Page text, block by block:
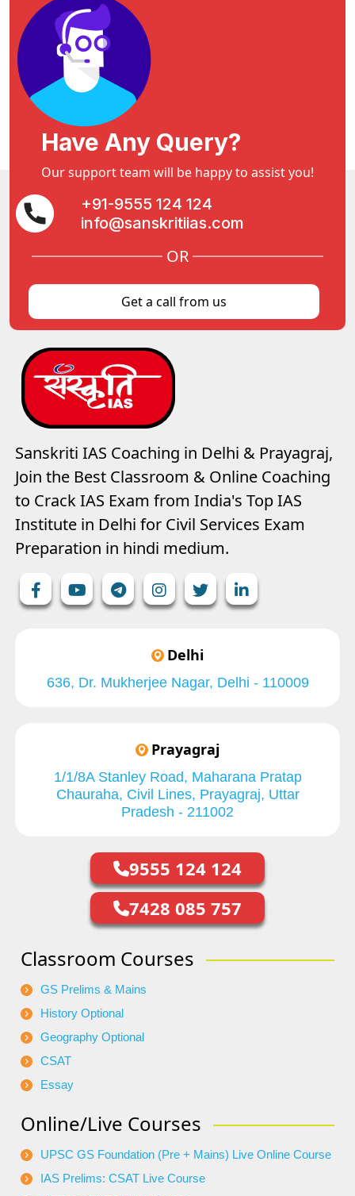
Have Any Query?
Our support team will be happy to assist you!
+91-9555 124 124
info@sanskritiias.com
OR
Get a call from us
Sanskriti IAS Coaching in Delhi & Prayagraj,
Join the Best Classroom & Online Coaching
to Crack IAS Exam from India's Top IAS
Institute in Delhi for Civil Services Exam
Preparation in hindi medium.
Delhi
636, Dr. Mukherjee Nagar, Delhi - 110009
Prayagraj
1/1/8A Stanley Road, Maharana Pratap
Chauraha, Civil Lines, Prayagraj, Uttar
Pradesh - 211002
9555 124 124
7428 085 757
Classroom Courses
GS Prelims & Mains
History Optional
Geography Optional
CSAT
Essay
Online/Live Courses
UPSC GS Foundation (Pre + Mains) Live Online Course
IAS Prelims: CSAT Live Course